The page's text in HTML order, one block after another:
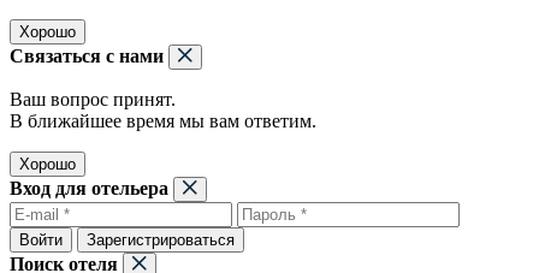
Хорошо
Связаться с нами
Ваш вопрос принят.
В ближайшее время мы вам ответим.
Хорошо
Вход для отельера
Войти Зарегистрироваться
Поиск отеля